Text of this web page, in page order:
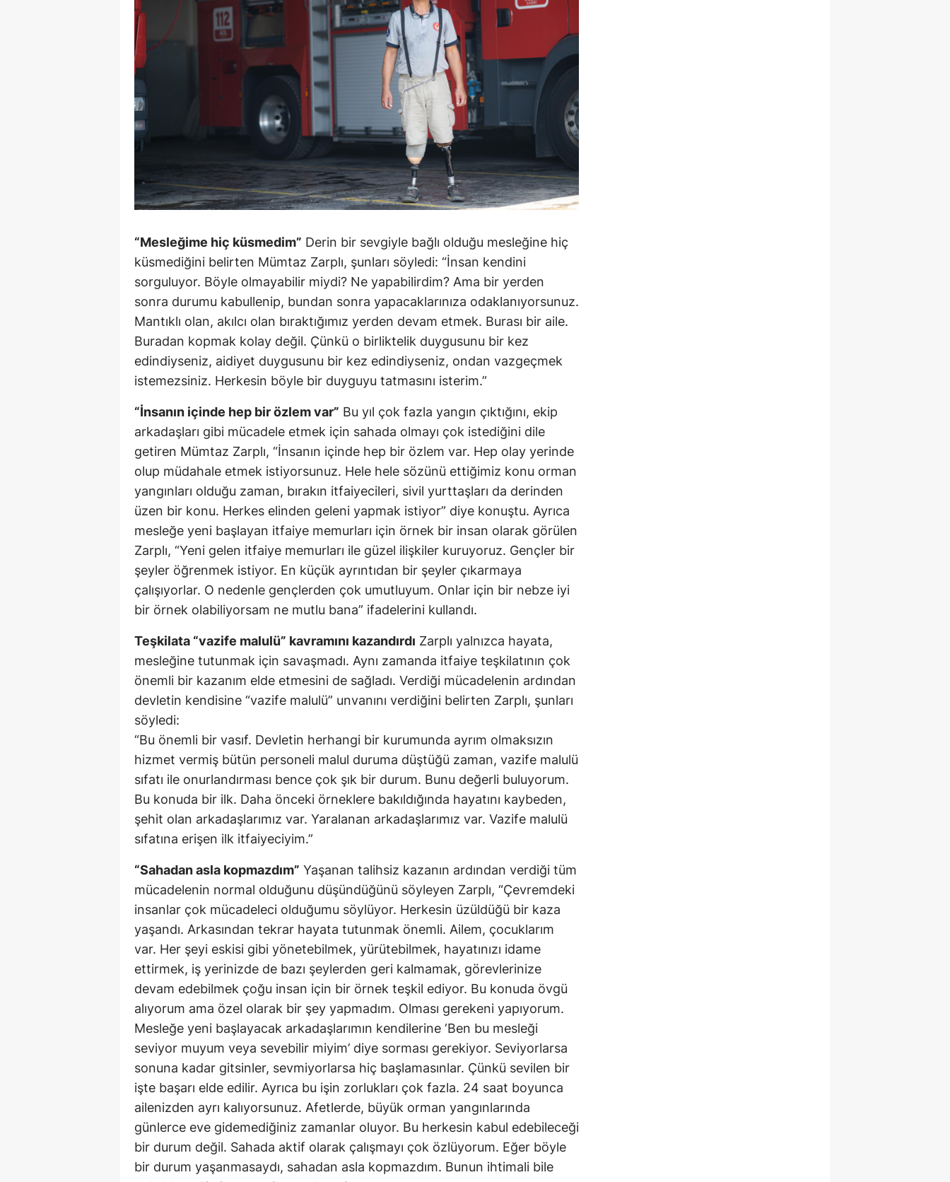
“Mesleğime hiç küsmedim” Derin bir sevgiyle bağlı olduğu mesleğine hiç
küsmediğini belirten Mümtaz Zarplı, şunları söyledi: “İnsan kendini
sorguluyor. Böyle olmayabilir miydi? Ne yapabilirdim? Ama bir yerden
sonra durumu kabullenip, bundan sonra yapacaklarınıza odaklanıyorsunuz.
Mantıklı olan, akılcı olan bıraktığımız yerden devam etmek. Burası bir aile.
Buradan kopmak kolay değil. Çünkü o birliktelik duygusunu bir kez
edindiyseniz, aidiyet duygusunu bir kez edindiyseniz, ondan vazgeçmek
istemezsiniz. Herkesin böyle bir duyguyu tatmasını isterim.”
“İnsanın içinde hep bir özlem var” Bu yıl çok fazla yangın çıktığını, ekip
arkadaşları gibi mücadele etmek için sahada olmayı çok istediğini dile
getiren Mümtaz Zarplı, “İnsanın içinde hep bir özlem var. Hep olay yerinde
olup müdahale etmek istiyorsunuz. Hele hele sözünü ettiğimiz konu orman
yangınları olduğu zaman, bırakın itfaiyecileri, sivil yurttaşları da derinden
üzen bir konu. Herkes elinden geleni yapmak istiyor” diye konuştu. Ayrıca
mesleğe yeni başlayan itfaiye memurları için örnek bir insan olarak görülen
Zarplı, “Yeni gelen itfaiye memurları ile güzel ilişkiler kuruyoruz. Gençler bir
şeyler öğrenmek istiyor. En küçük ayrıntıdan bir şeyler çıkarmaya
çalışıyorlar. O nedenle gençlerden çok umutluyum. Onlar için bir nebze iyi
bir örnek olabiliyorsam ne mutlu bana” ifadelerini kullandı.
Teşkilata “vazife malulü” kavramını kazandırdı Zarplı yalnızca hayata,
mesleğine tutunmak için savaşmadı. Aynı zamanda itfaiye teşkilatının çok
önemli bir kazanım elde etmesini de sağladı. Verdiği mücadelenin ardından
devletin kendisine “vazife malulü” unvanını verdiğini belirten Zarplı, şunları
söyledi:
“Bu önemli bir vasıf. Devletin herhangi bir kurumunda ayrım olmaksızın
hizmet vermiş bütün personeli malul duruma düştüğü zaman, vazife malulü
sıfatı ile onurlandırması bence çok şık bir durum. Bunu değerli buluyorum.
Bu konuda bir ilk. Daha önceki örneklere bakıldığında hayatını kaybeden,
şehit olan arkadaşlarımız var. Yaralanan arkadaşlarımız var. Vazife malulü
sıfatına erişen ilk itfaiyeciyim.”
“Sahadan asla kopmazdım” Yaşanan talihsiz kazanın ardından verdiği tüm
mücadelenin normal olduğunu düşündüğünü söyleyen Zarplı, “Çevremdeki
insanlar çok mücadeleci olduğumu söylüyor. Herkesin üzüldüğü bir kaza
yaşandı. Arkasından tekrar hayata tutunmak önemli. Ailem, çocuklarım
var. Her şeyi eskisi gibi yönetebilmek, yürütebilmek, hayatınızı idame
ettirmek, iş yerinizde de bazı şeylerden geri kalmamak, görevlerinize
devam edebilmek çoğu insan için bir örnek teşkil ediyor. Bu konuda övgü
alıyorum ama özel olarak bir şey yapmadım. Olması gerekeni yapıyorum.
Mesleğe yeni başlayacak arkadaşlarımın kendilerine ‘Ben bu mesleği
seviyor muyum veya sevebilir miyim’ diye sorması gerekiyor. Seviyorlarsa
sonuna kadar gitsinler, sevmiyorlarsa hiç başlamasınlar. Çünkü sevilen bir
işte başarı elde edilir. Ayrıca bu işin zorlukları çok fazla. 24 saat boyunca
ailenizden ayrı kalıyorsunuz. Afetlerde, büyük orman yangınlarında
günlerce eve gidemediğiniz zamanlar oluyor. Bu herkesin kabul edebileceği
bir durum değil. Sahada aktif olarak çalışmayı çok özlüyorum. Eğer böyle
bir durum yaşanmasaydı, sahadan asla kopmazdım. Bunun ihtimali bile